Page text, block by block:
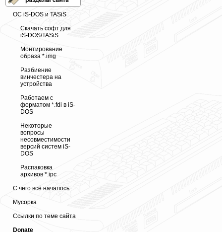
ОС iS-DOS и TASiS
Скачать софт для
iS-DOS/TASiS
Монтирование
образа *.img
Разбиение
винчестера на
устройства
Работаем с
форматом *.fdi в iS-
DOS
Некоторые
вопросы
несовместимости
версий систем iS-
DOS
Распаковка
архивов *.ipc
С чего всё началось
Мусорка
Ссылки по теме сайта
Donate